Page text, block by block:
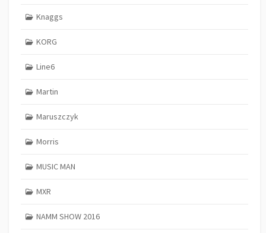
Knaggs
KORG
Line6
Martin
Maruszczyk
Morris
MUSIC MAN
MXR
NAMM SHOW 2016